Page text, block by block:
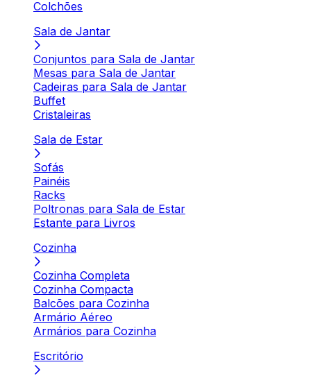
Colchões
Sala de Jantar
Conjuntos para Sala de Jantar
Mesas para Sala de Jantar
Cadeiras para Sala de Jantar
Buffet
Cristaleiras
Sala de Estar
Sofás
Painéis
Racks
Poltronas para Sala de Estar
Estante para Livros
Cozinha
Cozinha Completa
Cozinha Compacta
Balcões para Cozinha
Armário Aéreo
Armários para Cozinha
Escritório